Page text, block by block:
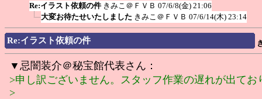
Re:イラスト依頼の件 きみこ＠ＦＶＢ 07/6/8(金) 21:06
大変お待たせいたしました きみこ＠ＦＶＢ 07/6/14(木) 23:14
Re:イラスト依頼の件
▼忌闇装介＠秘宝館代表さん：
>申し訳ございません。スタッフ作業の遅れが出てお
>